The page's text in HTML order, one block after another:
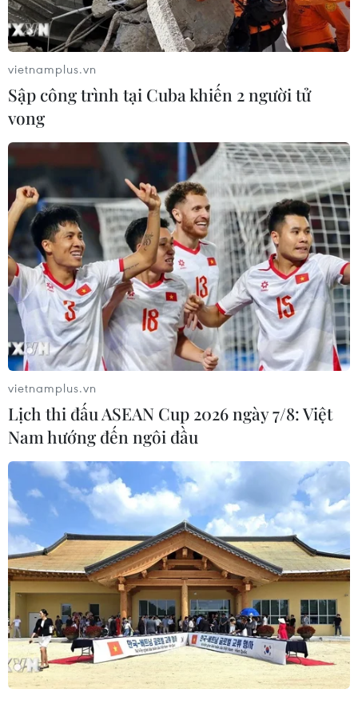
Số ca nhiễm mới COVID-19 theo ngày ở
Hàn Quốc vượt 40.000
14/07/2022 00:47
Trong ngày 13/7, Hàn Quốc đã ghi nhận 40.266 ca
nhiễm mới COVID-19, đa phần là lây nhiễm trong cộng
đồng, nâng tổng số ca nhiễm từ đầu đại dịch lên
18.602.109 ca.
Hàn Quốc công bố áp dụng một loạt biện
pháp kiểm dịch mới
14/07/2022 03:22
Đây là những biện pháp liên quan đến đại dịch đầu
tiên được đưa ra bởi chính quyền Tổng thống Yoon Suk-
yeol với cam kết thực hiện các chính sách kiểm dịch
dựa trên dữ liệu khoa học.
vietnamplus.vn
Sập công trình tại Cuba khiến 2 người tử
vong
vietnamplus.vn
Lịch thi đấu ASEAN Cup 2026 ngày 7/8: Việt
Nam hướng đến ngôi đầu